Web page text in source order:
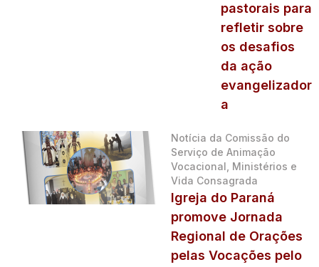
pastorais para
refletir sobre
os desafios
da ação
evangelizador
a
Notícia da Comissão do
Serviço de Animação
Vocacional, Ministérios e
Vida Consagrada
Igreja do Paraná
promove Jornada
Regional de Orações
pelas Vocações pelo